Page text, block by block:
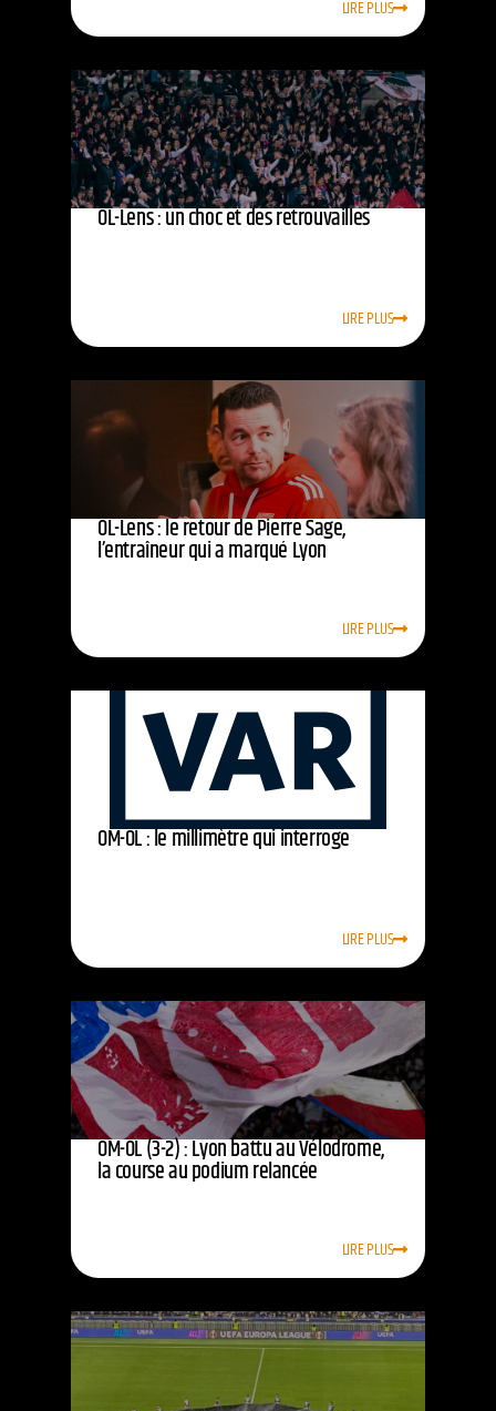
LIRE PLUS
OL-Lens : un choc et des retrouvailles
LIRE PLUS
OL-Lens : le retour de Pierre Sage,
l’entraîneur qui a marqué Lyon
LIRE PLUS
OM-OL : le millimètre qui interroge
LIRE PLUS
OM-OL (3-2) : Lyon battu au Vélodrome,
la course au podium relancée
LIRE PLUS